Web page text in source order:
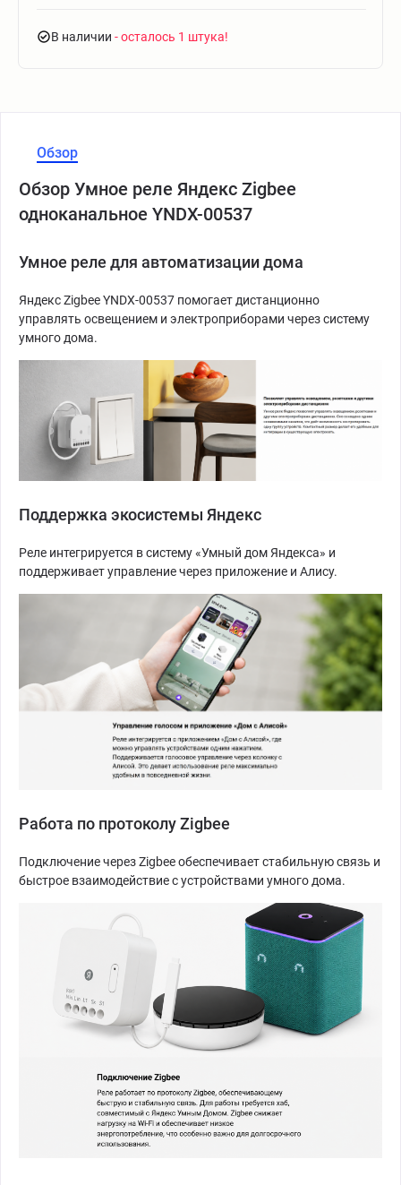
В наличии - осталось 1 штука
Обзор
Обзор Умное реле Яндекс Zigbee
одноканальное YNDX-00537
Умное реле для автоматизации дома
Яндекс Zigbee YNDX-00537 помогает дистанционно
управлять освещением и электроприборами через систему
умного дома.
Поддержка экосистемы Яндекс
Реле интегрируется в систему «Умный дом Яндекса» и
поддерживает управление через приложение и Алису.
Работа по протоколу Zigbee
Подключение через Zigbee обеспечивает стабильную связь и
быстрое взаимодействие с устройствами умного дома.